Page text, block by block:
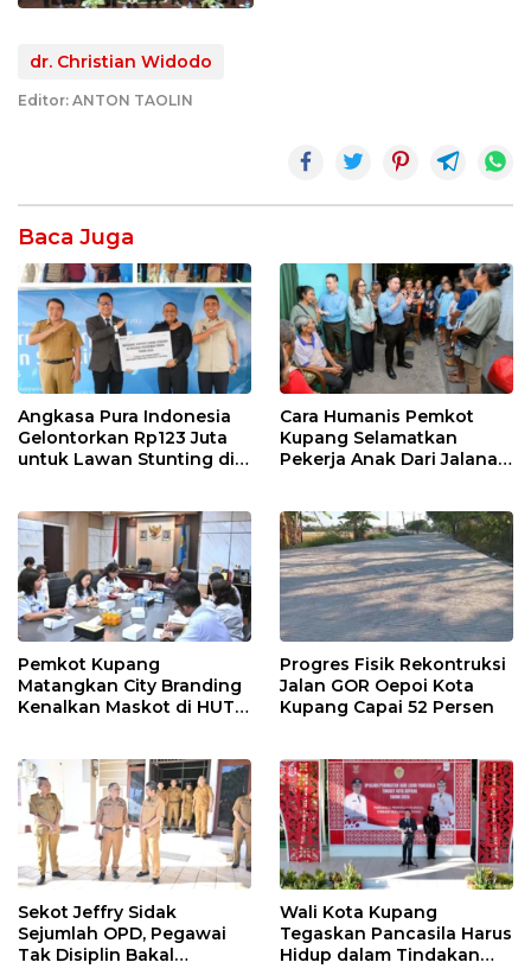
dr. Christian Widodo
Editor: ANTON TAOLIN
Baca Juga
Angkasa Pura Indonesia
Gelontorkan Rp123 Juta
untuk Lawan Stunting di
Cara Humanis Pemkot
Kupang Selamatkan
Pekerja Anak Dari Jalanan
Pemkot Kupang
Matangkan City Branding
Kenalkan Maskot di HUT
Progres Fisik Rekontruksi
Jalan GOR Oepoi Kota
Kupang Capai 52 Persen
Sekot Jeffry Sidak
Sejumlah OPD, Pegawai
Tak Disiplin Bakal
Wali Kota Kupang
Tegaskan Pancasila Harus
Hidup dalam Tindakan